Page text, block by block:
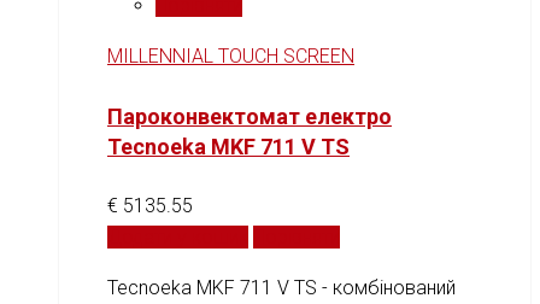
MILLENNIAL TOUCH SCREEN
Пароконвектомат електро
Tecnoeka MKF 711 V TS
€ 5135.55
Tecnoeka MKF 711 V TS - комбінований